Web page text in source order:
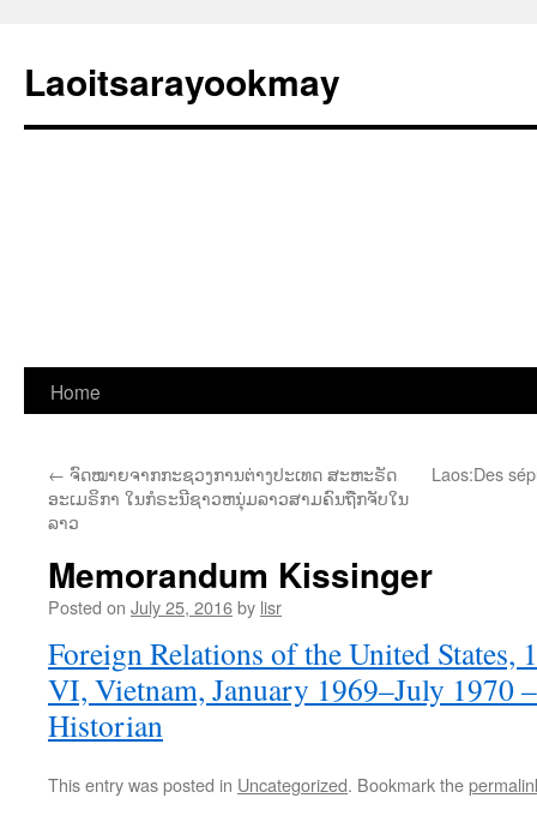
Laoitsarayookmay
Skip
content
Home
← ຈົດໝາຍຈາກກະຊວງການຕ່າງປະເທດ ສະຫະຣັດ
ອະເມຣິກາ ໃນກໍຣະນີຊາວຫນຸ່ມລາວສາມຄົນຖືກຈັບໃນ
ລາວ
Laos:Des
Memorandum Kissinger
Posted on July 25, 2016by lisr
Foreign Relations of the United States,
VI, Vietnam, January 1969–July 1970
Historian
This entry was posted in Uncategorized. Bookmark the